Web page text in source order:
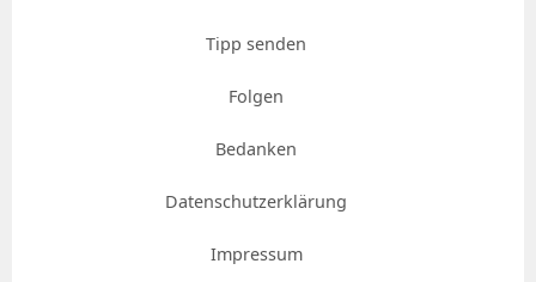
Tipp senden
Folgen
Bedanken
Datenschutzerklärung
Impressum